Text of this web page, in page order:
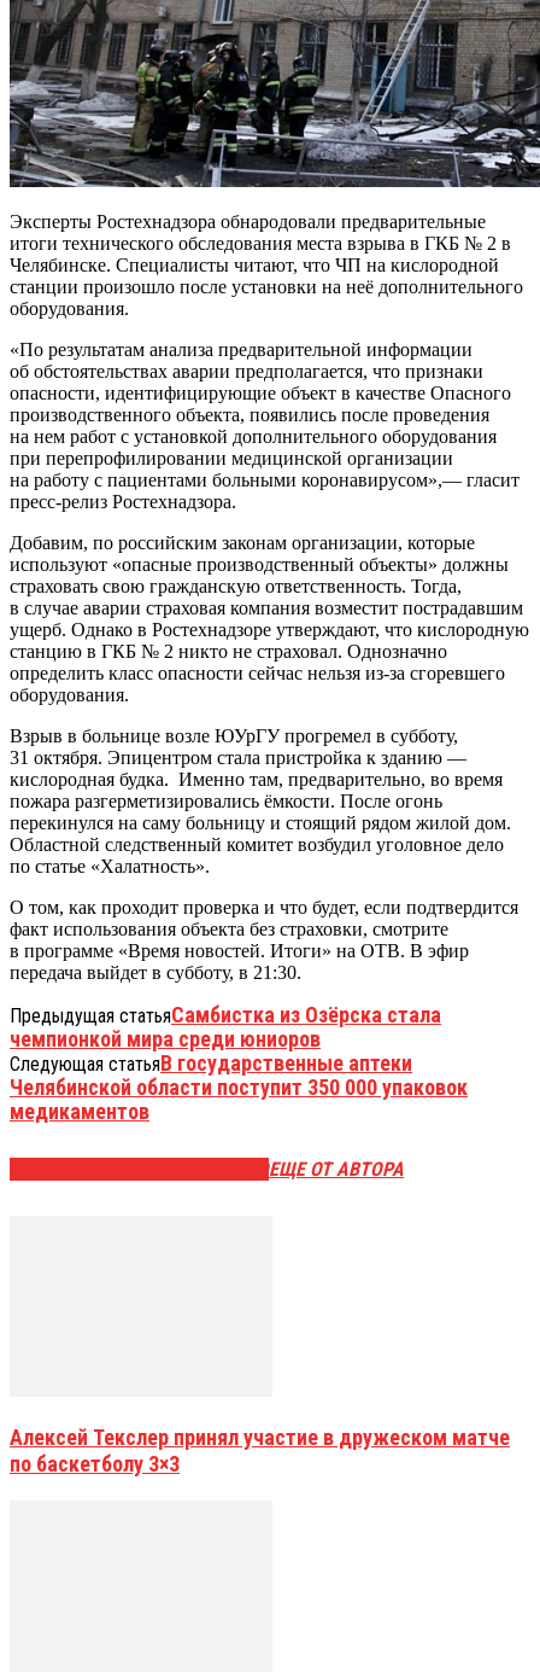
Эксперты Ростехнадзора обнародовали предварительные
итоги технического обследования места взрыва в ГКБ № 2 в
Челябинске. Специалисты читают, что ЧП на кислородной
станции произошло после установки на неё дополнительного
оборудования.
«По результатам анализа предварительной информации
об обстоятельствах аварии предполагается, что признаки
опасности, идентифицирующие объект в качестве Опасного
производственного объекта, появились после проведения
на нем работ с установкой дополнительного оборудования
при перепрофилировании медицинской организации
на работу с пациентами больными коронавирусом»,— гласит
пресс-релиз Ростехнадзора.
Добавим, по российским законам организации, которые
используют «опасные производственный объекты» должны
страховать свою гражданскую ответственность. Тогда,
в случае аварии страховая компания возместит пострадавшим
ущерб. Однако в Ростехнадзоре утверждают, что кислородную
станцию в ГКБ № 2 никто не страховал. Однозначно
определить класс опасности сейчас нельзя из-за сгоревшего
оборудования.
Взрыв в больнице возле ЮУрГУ прогремел в субботу,
31 октября. Эпицентром стала пристройка к зданию —
кислородная будка. Именно там, предварительно, во время
пожара разгерметизировались ёмкости. После огонь
перекинулся на саму больницу и стоящий рядом жилой дом.
Областной следственный комитет возбудил уголовное дело
по статье «Халатность».
О том, как проходит проверка и что будет, если подтвердится
факт использования объекта без страховки, смотрите
в программе «Время новостей. Итоги» на ОТВ. В эфир
передача выйдет в субботу, в 21:30.
Предыдущая статьяСамбистка из Озёрска стала
чемпионкой мира среди юниоров
Следующая статьяВ государственные аптеки
Челябинской области поступит 350 000 упаковок
медикаментов
ЕЩЕ ОТ АВТОРА
Алексей Текслер принял участие в дружеском матче
по баскетболу 3×3